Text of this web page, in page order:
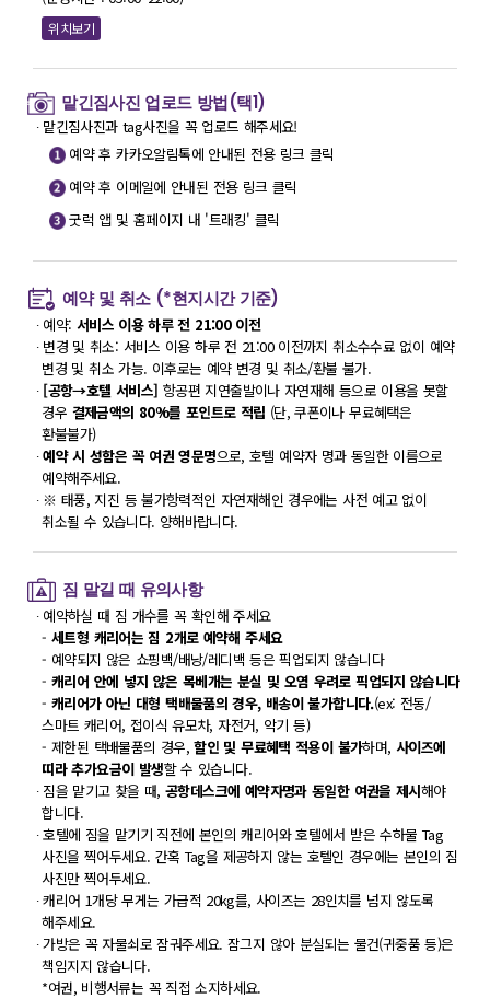
위치보기
맡긴짐사진 업로드 방법(택1)
∙ 맡긴짐사진과 tag사진을 꼭 업로드 해주세요!
예약 후 카카오알림톡에 안내된 전용 링크 클릭
예약 후 이메일에 안내된 전용 링크 클릭
굿럭 앱 및 홈페이지 내 '트래킹' 클릭
예약 및 취소 (*현지시간 기준)
∙ 예약: 서비스 이용 하루 전 21:00 이전
∙ 변경 및 취소: 서비스 이용 하루 전 21:00 이전까지 취소수수료 없이 예약
변경 및 취소 가능. 이후로는 예약 변경 및 취소/환불 불가.
∙ [공항→호텔 서비스] 항공편 지연출발이나 자연재해 등으로 이용을 못할
경우 결제금액의 80%를 포인트로 적립 (단, 쿠폰이나 무료혜택은
환불불가)
∙예약 시 성함은 꼭 여권 영문명으로, 호텔 예약자 명과 동일한 이름으로
예약해주세요.
∙ ※ 태풍, 지진 등 불가항력적인 자연재해인 경우에는 사전 예고 없이
취소될 수 있습니다. 양해바랍니다.
짐 맡길 때 유의사항
∙ 예약하실 때 짐 개수를 꼭 확인해 주세요
-세트형 캐리어는 짐 2개로 예약해 주세요
- 예약되지 않은 쇼핑백/배낭/레디백 등은 픽업되지 않습니다
-캐리어 안에 넣지 않은 목베개는 분실 및 오염 우려로 픽업되지 않습니다
-캐리어가 아닌 대형 택배물품의 경우, 배송이 불가합니다.(ex: 전동/
스마트 캐리어, 접이식 유모차, 자전거, 악기 등)
- 제한된 택배물품의 경우,할인 및 무료혜택 적용이 불가하며, 사이즈에
띠라 추가요금이 발생할 수 있습니다.
∙ 짐을 맡기고 찾을 때,공항데스크에 예약자명과 동일한 여권을 제시해야
합니다.
∙ 호텔에 짐을 맡기기 직전에 본인의 캐리어와 호텔에서 받은 수하물 Tag
사진을 찍어두세요. 간혹 Tag을 제공하지 않는 호텔인 경우에는 본인의 짐
사진만 찍어두세요.
∙ 캐리어 1개당 무게는 가급적 20kg를, 사이즈는 28인치를 넘지 않도록
해주세요.
∙ 가방은 꼭 자물쇠로 잠궈주세요. 잠그지 않아 분실되는 물건(귀중품 등)은
책임지지 않습니다.
*여권, 비행서류는 꼭 직접 소지하세요.